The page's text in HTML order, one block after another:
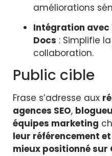
améliorations
Intégration avec
Docs : Simplifie
collaboration.
Public cible
Frase s’adresse aux
agences SEO,
équipes marketing
leur référencement
mieux positionné sur